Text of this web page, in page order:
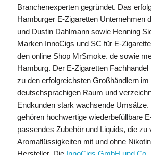
Branchenexperten gegründet. Das
Hamburger E-Zigaretten Unternehmen
und Dustin Dahlmann sowie Henning
Marken InnoCigs und SC für E-
den online Shop MrSmoke. de sowie
Hamburg. Der E-Zigaretten
zu den erfolgreichsten Großhändlern im
deutschsprachigen Raum und
Endkunden stark wachsende Umsätze.
gehören hochwertige wiederbefüllbare
passendes Zubehör und Liquids, die zu
Aromaflüssigkeiten mit und ohne